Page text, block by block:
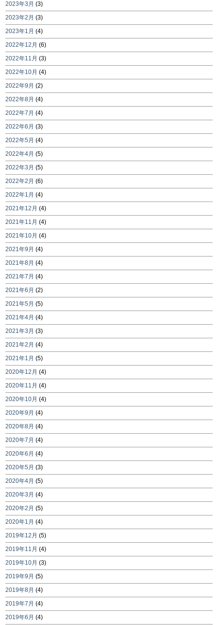
2023年3月 (3)
2023年2月 (3)
2023年1月 (4)
2022年12月 (6)
2022年11月 (3)
2022年10月 (4)
2022年9月 (2)
2022年8月 (4)
2022年7月 (4)
2022年6月 (3)
2022年5月 (4)
2022年4月 (5)
2022年3月 (5)
2022年2月 (6)
2022年1月 (4)
2021年12月 (4)
2021年11月 (4)
2021年10月 (4)
2021年9月 (4)
2021年8月 (4)
2021年7月 (4)
2021年6月 (2)
2021年5月 (5)
2021年4月 (4)
2021年3月 (3)
2021年2月 (4)
2021年1月 (5)
2020年12月 (4)
2020年11月 (4)
2020年10月 (4)
2020年9月 (4)
2020年8月 (4)
2020年7月 (4)
2020年6月 (4)
2020年5月 (3)
2020年4月 (5)
2020年3月 (4)
2020年2月 (5)
2020年1月 (4)
2019年12月 (5)
2019年11月 (4)
2019年10月 (3)
2019年9月 (5)
2019年8月 (4)
2019年7月 (4)
2019年6月 (4)